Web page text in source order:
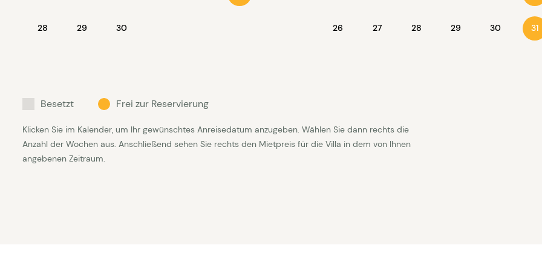
28 29 30 26 27 28 29 30 31
Besetzt Frei zur Reservierung
Klicken Sie im Kalender, um Ihr gewünschtes Anreisedatum anzugeben. Wählen Sie dann rechts die
Anzahl der Wochen aus. Anschließend sehen Sie rechts den Mietpreis für die Villa in dem von Ihnen
angebenen Zeitraum.